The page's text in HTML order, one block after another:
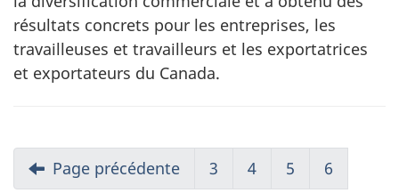
résultats concrets pour les entreprises, les
travailleuses et travailleurs et les exportatrices
et exportateurs du Canada.
Page précédente 3 4 5 6